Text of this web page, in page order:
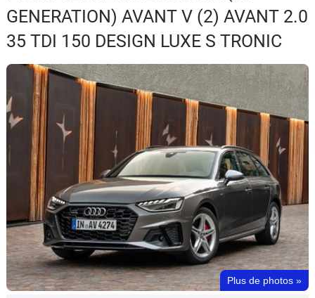
Guide
d'achat
Electriques
Utilitaires
Flottes
Auto
Services
Forum
Moto
GENERATION) AVANT V (2) AVANT 2.0
35 TDI 150 DESIGN LUXE S TRONIC
Plus de photos »